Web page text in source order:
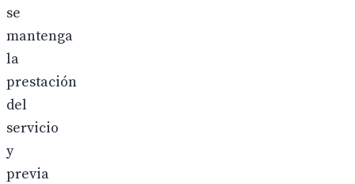
se
mantenga
la
prestación
del
servicio
y
previa